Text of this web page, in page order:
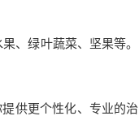
、绿叶蔬菜、坚果等。
供更个性化、专业的治